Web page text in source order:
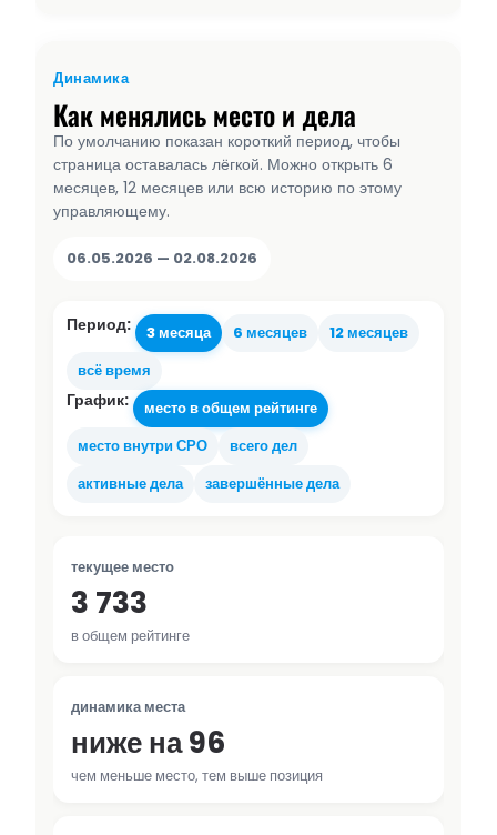
Динамика
Как менялись место и дела
По умолчанию показан короткий период, чтобы
страница оставалась лёгкой. Можно открыть 6
месяцев, 12 месяцев или всю историю по этому
управляющему.
06.05.2026 — 02.08.2026
Период: 3 месяца 6 месяцев
12 месяцев
всё время
График:
место в общем рейтинге
место внутри СРО
всего дел
активные дела
завершённые дела
текущее место
3 733
в общем рейтинге
динамика места
ниже на 96
чем меньше место, тем выше позиция